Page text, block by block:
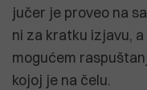
jučer je proveo na
ni za kratku izjavu,
mogućem
kojoj je na čelu.